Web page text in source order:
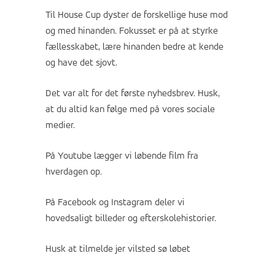
Til House Cup dyster de forskellige huse mod
og med hinanden. Fokusset er på at styrke
fællesskabet, lære hinanden bedre at kende
og have det sjovt.
Det var alt for det første nyhedsbrev. Husk,
at du altid kan følge med på vores sociale
medier.
På Youtube lægger vi løbende film fra
hverdagen op.
På Facebook og Instagram deler vi
hovedsaligt billeder og efterskolehistorier.
Husk at tilmelde jer vilsted sø løbet